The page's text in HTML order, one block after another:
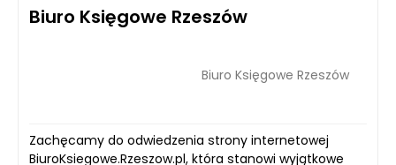
Biuro Księgowe Rzeszów
Biuro Księgowe Rzeszów
Zachęcamy do odwiedzenia strony internetowej
BiuroKsiegowe.Rzeszow.pl, która stanowi wyjątkowe